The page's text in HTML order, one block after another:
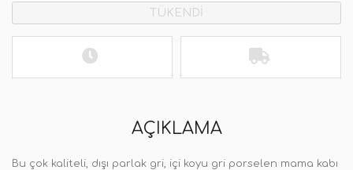
TÜKENDİ
AÇIKLAMA
Bu çok kaliteli, dışı parlak gri, içi koyu gri porselen mama kabı